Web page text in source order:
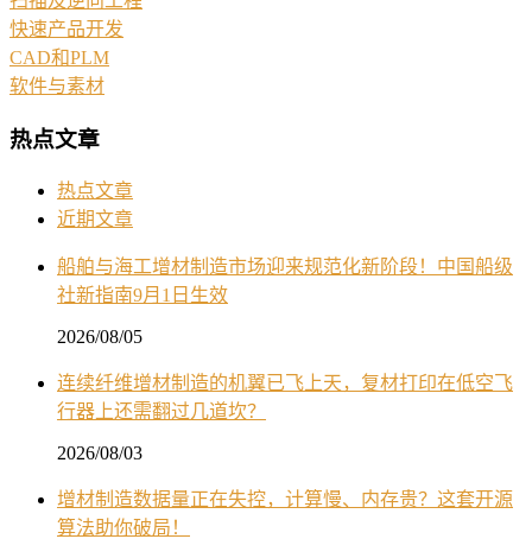
快速产品开发
CAD和PLM
软件与素材
热点文章
热点文章
近期文章
船舶与海工增材制造市场迎来规范化新阶段！中国船级
社新指南9月1日生效
2026/08/05
连续纤维增材制造的机翼已飞上天，复材打印在低空飞
行器上还需翻过几道坎？
2026/08/03
增材制造数据量正在失控，计算慢、内存贵？这套开源
算法助你破局！